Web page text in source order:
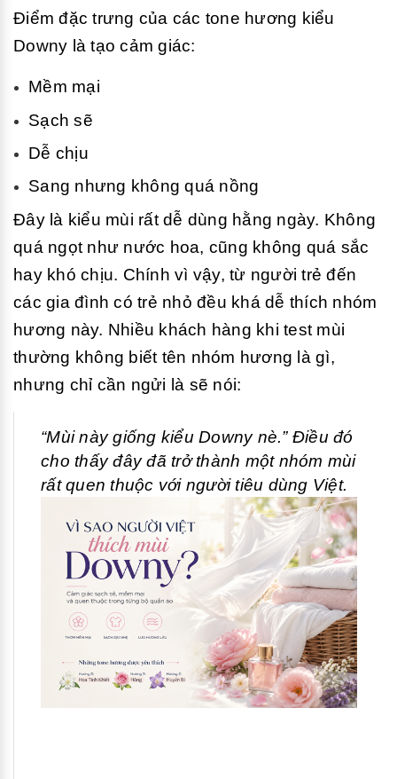
Điểm đặc trưng của các tone hương kiểu
Downy là tạo cảm giác:
Mềm mại
Sạch sẽ
Dễ chịu
Sang nhưng không quá nồng
Đây là kiểu mùi rất dễ dùng hằng ngày. Không
quá ngọt như nước hoa, cũng không quá sắc
hay khó chịu. Chính vì vậy, từ người trẻ đến
các gia đình có trẻ nhỏ đều khá dễ thích nhóm
hương này. Nhiều khách hàng khi test mùi
thường không biết tên nhóm hương là gì,
nhưng chỉ cần ngửi là sẽ nói:
“Mùi này giống kiểu Downy nè.” Điều đó
cho thấy đây đã trở thành một nhóm mùi
rất quen thuộc với người tiêu dùng Việt.